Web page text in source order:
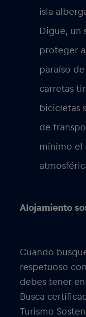
isla
Digue, un
proteger
paraíso de
carretas
bicicletas
de
mínimo el
Alojamiento
Cuando
respetuoso
debes tener
Busca
Turismo